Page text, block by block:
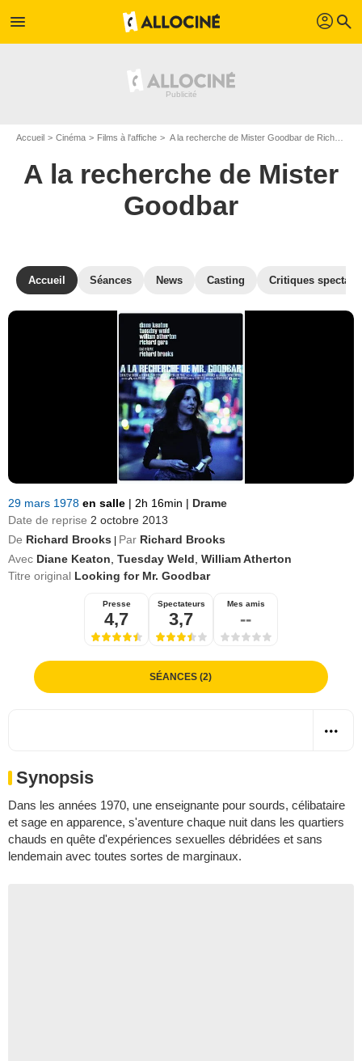
menu profil search
Accueil Cinéma Films à l'affiche A la recherche de Mister Goodbar de Richard Brooks
A la recherche de Mister
Goodbar
Accueil Séances News Casting Critiques
29 mars 1978 en salle | 2h 16min | Drame
Date de reprise 2 octobre 2013
De Richard Brooks Par Richard Brooks
Avec Diane Keaton Tuesday Weld William Atherton
Titre original Looking for Mr. Goodbar
Presse
4,7
Spectateurs
3,7
Mes amis
--
SÉANCES (2)
Synopsis
Dans les années 1970, une enseignante pour sourds, célibataire
et sage en apparence, s'aventure chaque nuit dans les quartiers
chauds en quête d'expériences sexuelles débridées et sans
lendemain avec toutes sortes de marginaux.